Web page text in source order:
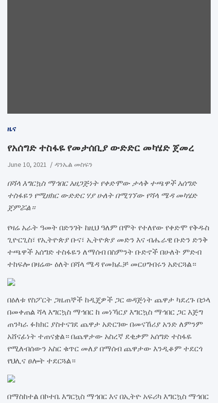
ዜና
የአሰግድ ተስፋዬ የመታሰቢያ ውድድር መካሄድ ጀመረ
June 10, 2021 ዳንኤል መስፍን
በሻላ እግርኳስ ማኅበር አዘጋጅነት የቀድሞው ታላቅ ተጫዋች አሰግድ
ተስፋዬን የሚዘክር ውድድር ሃያ ሁለት በሚገኘው የሻላ ሜዳ መካሄድ
ጀምሯል።
የዛሬ አራት ዓመት በድንገት ከዚህ ዓለም በሞት የተለየው የቀድሞ የቅዱስ
ጊዮርጊስ፣ የኢትዮጵያ ቡና፣ ኢትዮጵያ መድን እና ብሔራዊ ቡድን ድንቅ
ተጫዋች አሰግድ ተስፋዬን ለማሰብ በስምንት ቡድኖች በሁለት ምድብ
ተከፍሎ በዛሬው ዕለት በሻላ ሜዳ የመክፈቻ መርሀግብሩን አድርጓል።
በዕለቱ የስፖርት ጋዜጠኞች ከዲጄዎች ጋር ወዳጅነት ጨዋታ ካደረጉ በኃላ
በመቀጠል ሻላ እግርኳስ ማኅበር ከ መነኻርያ እግርኳስ ማኅበር ጋር እጅግ
ጠንካራ ፉክክር ያስተናገደ ጨዋታ አድርገው በመናኸሪያ አንድ ለምንም
አሸናፊነት ተጠናቋል። በጨዋታው አስረኛ ደቂቃም አሰግድ ተስፋዬ
የሚለብሰውን አስር ቁጥር መለያ በማሰብ ጨዋታው እንዲቆም ተደርጎ
የህሊና ፀሎት ተደርጓል።
በማስከተል በኮተቤ እግርኳስ ማኅበር እና በኢትዮ አፍሪካ እግርኳስ ማኅበር